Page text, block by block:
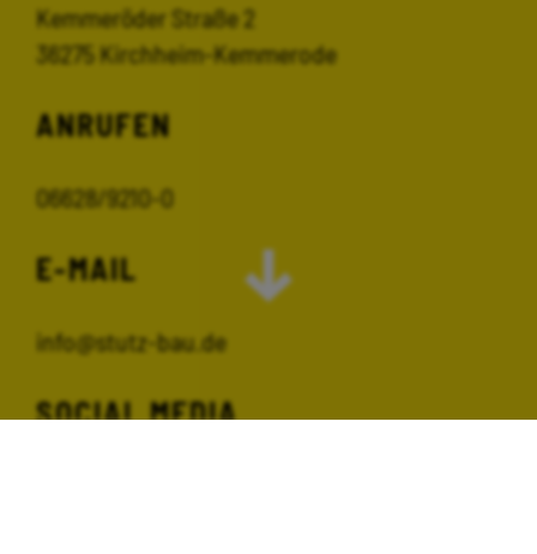
Kemmeröder Straße 2
36275 Kirchheim-Kemmerode
ANRUFEN
06628/9210-0
E-MAIL
info@stutz-bau.de
SOCIAL MEDIA